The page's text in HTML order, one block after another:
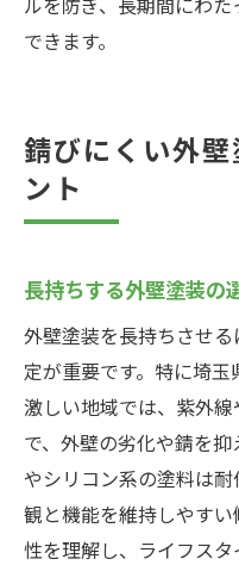
解説
外壁塗装で失敗し
外壁塗装の色
外壁塗装で長
外壁塗装の色
外壁塗装と周
外壁塗装の色
ド
錆びない家を実現
できます。
錆びにくい外
ント
長持ちする外壁塗装の
外壁塗装を長持ちさせ
定が重要です。特に埼
激しい地域では、紫外
で、外壁の劣化や錆を
やシリコン系の塗料は
観と機能を維持しやす
性を理解し、ライフス